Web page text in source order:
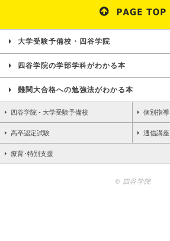
大学受験予備校・四谷学院
四谷学院の学部学科がわかる本
難関大合格への勉強法がわかる本
四谷学院 - 大学受験予備校 個別指導
高卒認定試験 通信講座
療育･特別支援
© 四谷学院